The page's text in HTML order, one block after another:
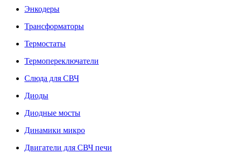
Энкодеры
Трансформаторы
Термостаты
Термопереключатели
Слюда для СВЧ
Диоды
Диодные мосты
Динамики микро
Двигатели для СВЧ печи